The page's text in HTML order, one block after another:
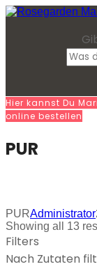
Hier kannst Du
online bestellen
PUR
PURAdministrator
Showing all 13
Filters
Nach Zutaten